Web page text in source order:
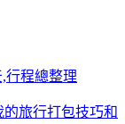
行程總整理
旅行打包技巧和